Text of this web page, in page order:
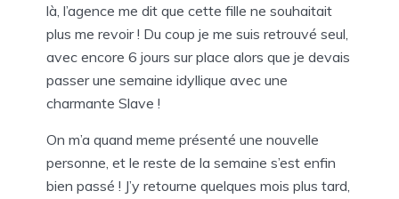
là, l’agence me dit que cette fille ne souhaitait
plus me revoir ! Du coup je me suis retrouvé seul,
avec encore 6 jours sur place alors que je devais
passer une semaine idyllique avec une
charmante Slave !
On m’a quand meme présenté une nouvelle
personne, et le reste de la semaine s’est enfin
bien passé ! J’y retourne quelques mois plus tard,